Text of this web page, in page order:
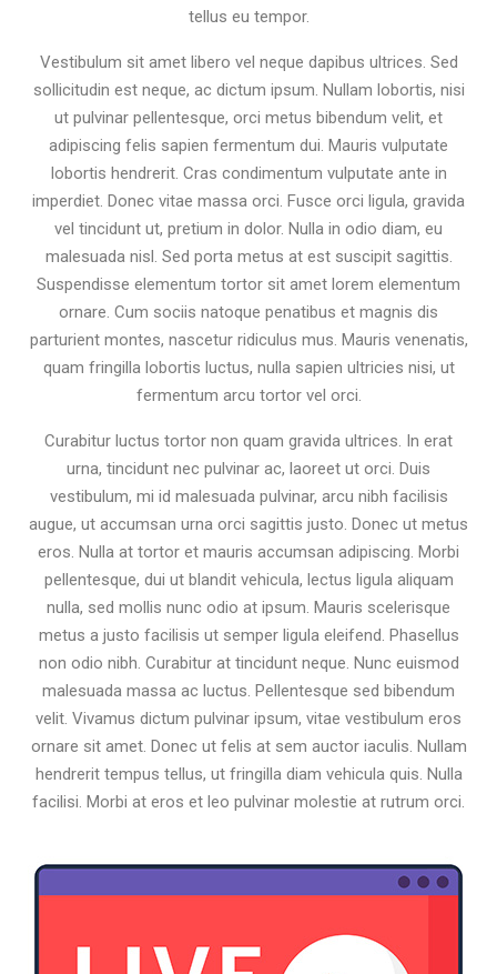
tellus eu tempor.
Vestibulum sit amet libero vel neque dapibus ultrices. Sed
sollicitudin est neque, ac dictum ipsum. Nullam lobortis, nisi
ut pulvinar pellentesque, orci metus bibendum velit, et
adipiscing felis sapien fermentum dui. Mauris vulputate
lobortis hendrerit. Cras condimentum vulputate ante in
imperdiet. Donec vitae massa orci. Fusce orci ligula, gravida
vel tincidunt ut, pretium in dolor. Nulla in odio diam, eu
malesuada nisl. Sed porta metus at est suscipit sagittis.
Suspendisse elementum tortor sit amet lorem elementum
ornare. Cum sociis natoque penatibus et magnis dis
parturient montes, nascetur ridiculus mus. Mauris venenatis,
quam fringilla lobortis luctus, nulla sapien ultricies nisi, ut
fermentum arcu tortor vel orci.
Curabitur luctus tortor non quam gravida ultrices. In erat
urna, tincidunt nec pulvinar ac, laoreet ut orci. Duis
vestibulum, mi id malesuada pulvinar, arcu nibh facilisis
augue, ut accumsan urna orci sagittis justo. Donec ut metus
eros. Nulla at tortor et mauris accumsan adipiscing. Morbi
pellentesque, dui ut blandit vehicula, lectus ligula aliquam
nulla, sed mollis nunc odio at ipsum. Mauris scelerisque
metus a justo facilisis ut semper ligula eleifend. Phasellus
non odio nibh. Curabitur at tincidunt neque. Nunc euismod
malesuada massa ac luctus. Pellentesque sed bibendum
velit. Vivamus dictum pulvinar ipsum, vitae vestibulum eros
ornare sit amet. Donec ut felis at sem auctor iaculis. Nullam
hendrerit tempus tellus, ut fringilla diam vehicula quis. Nulla
facilisi. Morbi at eros et leo pulvinar molestie at rutrum orci.